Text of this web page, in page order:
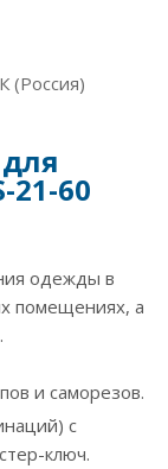
(Россия)
21-60
одежды в
помещениях, а
и саморезов.
с
ключ.